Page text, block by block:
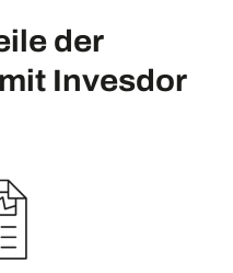
der
Invesdor